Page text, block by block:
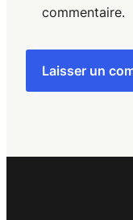
commentaire.